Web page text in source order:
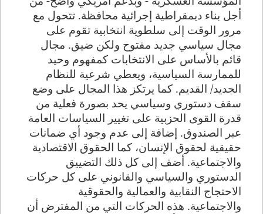
أجل بناء ديمقراطية إجرائية محافظة. تتحول مع
مرور الوقت إلى سلطوية انتخابية تقوم على
مجال سياسي جديد مفتوح ولكن ضيق. مجال
قائم بالأساس على الانتخابات كمفهوم وحيد
للممارسة السياسية، ويعطي شرعية للنظام
الجديد/ القديم. كما يرتكز هذا المجال على وضع
سقف دستوري وسياسي يحد بصورة فعلية من
قدرة القوى الحزبية على تغيير السياسات العامة
عبر الصندوق. إضافة إلى عدم وجود أي ضمانات
حقيقية لحقوق الإنسان، كما الحقوق الاقتصادية
والاجتماعية. أضف إلى كل ذلك التضييق
الدستوري والسياسي والقانوني على كل حركات
الاحتجاج النقابية والعمالية والحقوقية
والاجتماعية. هذه الحركات التي من المفترض أن